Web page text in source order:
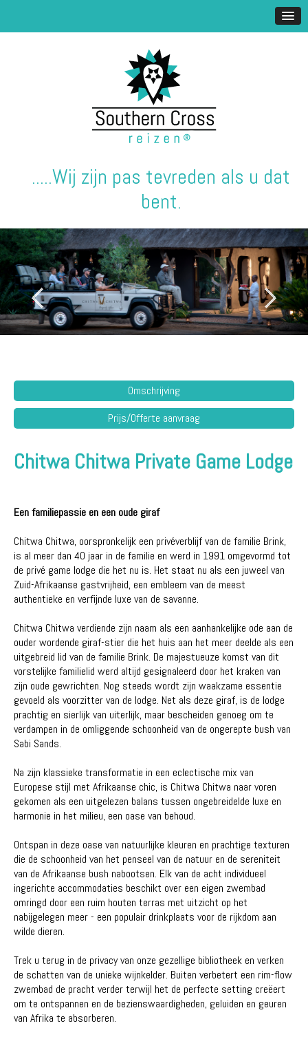
.....Wij zijn pas tevreden als u dat
bent.
Omschrijving
Prijs/Offerte aanvraag
Chitwa Chitwa Private Game Lodge
Een familiepassie en een oude giraf
Chitwa Chitwa, oorspronkelijk een privéverblijf van de familie Brink,
is al meer dan 40 jaar in de familie en werd in 1991 omgevormd tot
de privé game lodge die het nu is. Het staat nu als een juweel van
Zuid-Afrikaanse gastvrijheid, een embleem van de meest
authentieke en verfijnde luxe van de savanne.
Chitwa Chitwa verdiende zijn naam als een aanhankelijke ode aan de
ouder wordende giraf-stier die het huis aan het meer deelde als een
uitgebreid lid van de familie Brink. De majestueuze komst van dit
vorstelijke familielid werd altijd gesignaleerd door het kraken van
zijn oude gewrichten. Nog steeds wordt zijn waakzame essentie
gevoeld als voorzitter van de lodge. Net als deze giraf, is de lodge
prachtig en sierlijk van uiterlijk, maar bescheiden genoeg om te
verdampen in de omliggende schoonheid van de ongerepte bush van
Sabi Sands.
Na zijn klassieke transformatie in een eclectische mix van
Europese stijl met Afrikaanse chic, is Chitwa Chitwa naar voren
gekomen als een uitgelezen balans tussen ongebreidelde luxe en
harmonie in het milieu, een oase van behoud.
Ontspan in deze oase van natuurlijke kleuren en prachtige texturen
die de schoonheid van het penseel van de natuur en de sereniteit
van de Afrikaanse bush nabootsen. Elk van de acht individueel
ingerichte accommodaties beschikt over een eigen zwembad
omringd door een ruim houten terras met uitzicht op het
nabijgelegen meer - een populair drinkplaats voor de rijkdom aan
wilde dieren.
Trek u terug in de privacy van onze gezellige bibliotheek en verken
de schatten van de unieke wijnkelder. Buiten verbetert een rim-flow
zwembad de pracht verder terwijl het de perfecte setting creëert
om te ontspannen en de bezienswaardigheden, geluiden en geuren
van Afrika te absorberen.